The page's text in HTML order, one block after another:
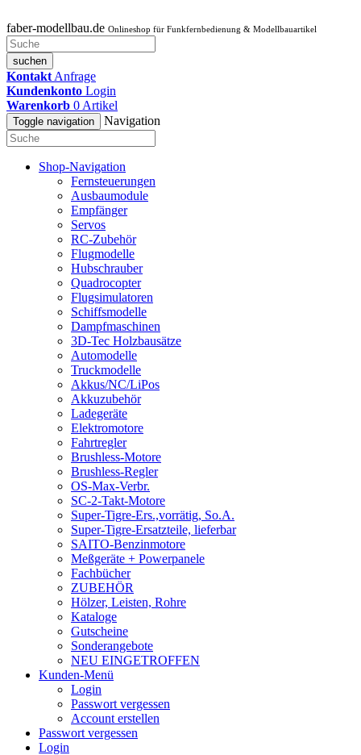
faber-modellbau.de Onlineshop für Funkfernbedienung & Modellbauartikel
suchen
Kontakt Anfrage
Kundenkonto Login
Warenkorb 0 Artikel
Toggle navigation Navigation
Shop-Navigation
Fernsteuerungen
Ausbaumodule
Empfänger
Servos
RC-Zubehör
Flugmodelle
Hubschrauber
Quadrocopter
Flugsimulatoren
Schiffsmodelle
Dampfmaschinen
3D-Tec Holzbausätze
Automodelle
Truckmodelle
Akkus/NC/LiPos
Akkuzubehör
Ladegeräte
Elektromotore
Fahrtregler
Brushless-Motore
Brushless-Regler
OS-Max-Verbr.
SC-2-Takt-Motore
Super-Tigre-Ers.,vorrätig, So.A.
Super-Tigre-Ersatzteile, lieferbar
SAITO-Benzinmotore
Meßgeräte + Powerpanele
Fachbücher
ZUBEHÖR
Hölzer, Leisten, Rohre
Kataloge
Gutscheine
Sonderangebote
NEU EINGETROFFEN
Kunden-Menü
Login
Passwort vergessen
Account erstellen
Passwort vergessen
Login